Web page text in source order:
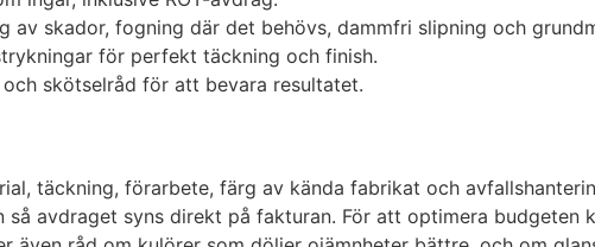
skador, fogning där det behövs, dammfri slipning och
för perfekt täckning och finish.
skötselråd för att bevara resultatet.
täckning, förarbete, färg av kända fabrikat och
avdraget syns direkt på fakturan. För att optimera budgeten